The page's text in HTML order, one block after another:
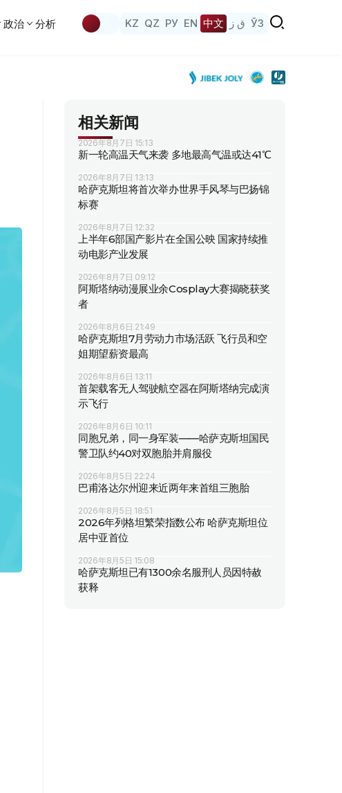
政治 分析 KZ QZ РУ EN 中文 ق ز ЎЗ
相关新闻
2026年8月7日 15:13
新一轮高温天气来袭 多地最高气温或达41℃
2026年8月7日 13:13
哈萨克斯坦将首次举办世界手风琴与巴扬锦
标赛
2026年8月7日 12:32
上半年6部国产影片在全国公映 国家持续推
动电影产业发展
2026年8月7日 09:12
阿斯塔纳动漫展业余Cosplay大赛揭晓获奖
者
2026年8月6日 21:49
哈萨克斯坦7月劳动力市场活跃 飞行员和空
姐期望薪资最高
2026年8月6日 13:11
首架载客无人驾驶航空器在阿斯塔纳完成演
示飞行
2026年8月6日 10:11
同胞兄弟，同一身军装——哈萨克斯坦国民
警卫队约40对双胞胎并肩服役
2026年8月5日 22:24
巴甫洛达尔州迎来近两年来首组三胞胎
2026年8月5日 18:51
2026年列格坦繁荣指数公布 哈萨克斯坦位
居中亚首位
2026年8月5日 15:08
哈萨克斯坦已有1300余名服刑人员因特赦
获释